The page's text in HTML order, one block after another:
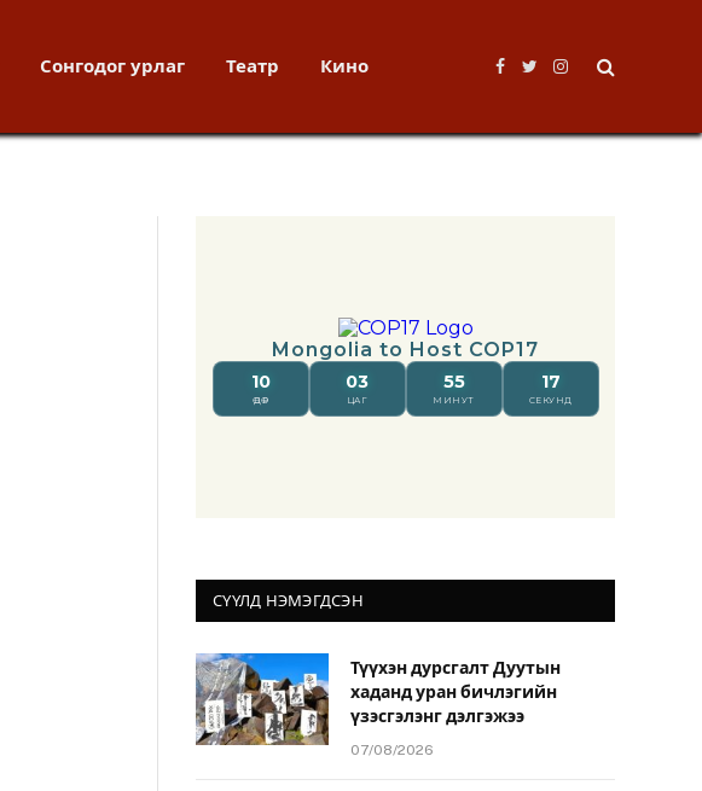
Сонгодог урлаг Театр Кино
Facebook
TwitterInstagram
СҮҮЛД НЭМЭГДСЭН
Түүхэн дурсгалт Дуутын
хаданд уран бичлэгийн
үзэсгэлэнг дэлгэжээ
07/08/2026